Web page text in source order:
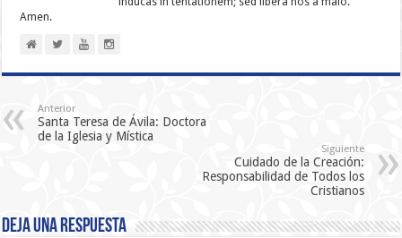
Amen.
Anterior
Santa Teresa de Ávila: Doctora
de la Iglesia y Mística
Siguiente
Cuidado de la Creación:
Responsabilidad de Todos los
Cristianos
Deja una respuesta